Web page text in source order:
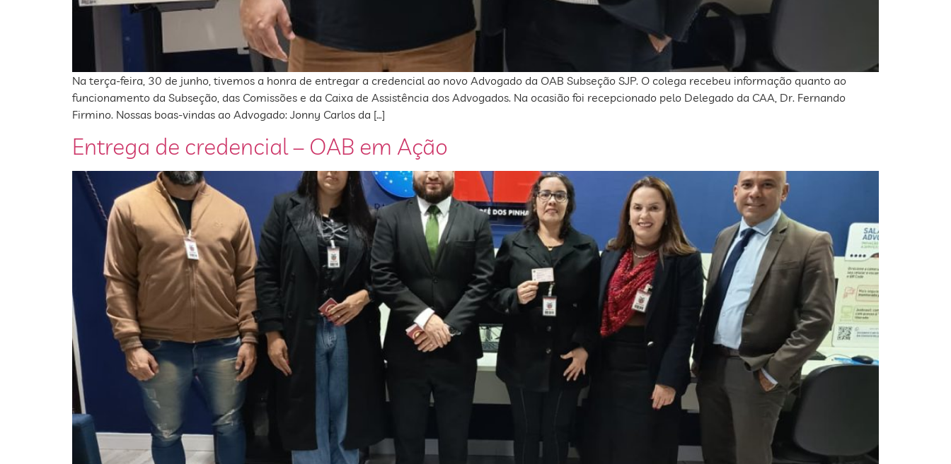
Na terça-feira, 30 de junho, tivemos a honra de entregar a credencial ao novo Advogado da OAB Subseção SJP. O colega recebeu informação quanto ao
funcionamento da Subseção, das Comissões e da Caixa de Assistência dos Advogados. Na ocasião foi recepcionado pelo Delegado da CAA, Dr. Fernando
Firmino. Nossas boas-vindas ao Advogado: Jonny Carlos da […]
Entrega de credencial – OAB em Ação